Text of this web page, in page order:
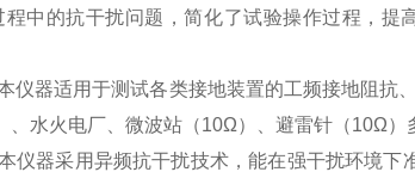
程中的抗干扰问题，简化了试验操作过程，
适用于测试各类接地装置的工频接地阻抗、
、水火电厂、微波站（10Ω）、避雷针（10Ω）
采用异频抗干扰技术，能在强干扰环境下准